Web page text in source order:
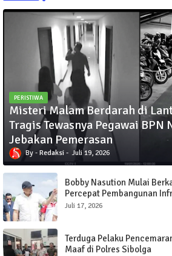
PERISTIWA
Misteri Malam Berdarah di
Tragis Tewasnya Pegawai BPN
Jebakan Pemerasan
Redaksi Juli 19, 2026
Bobby Nasution Mulai
Percepat Pembangunan
Publik
Juli 17, 2026
Terduga Pelaku
Maaf di Polres Sibolga